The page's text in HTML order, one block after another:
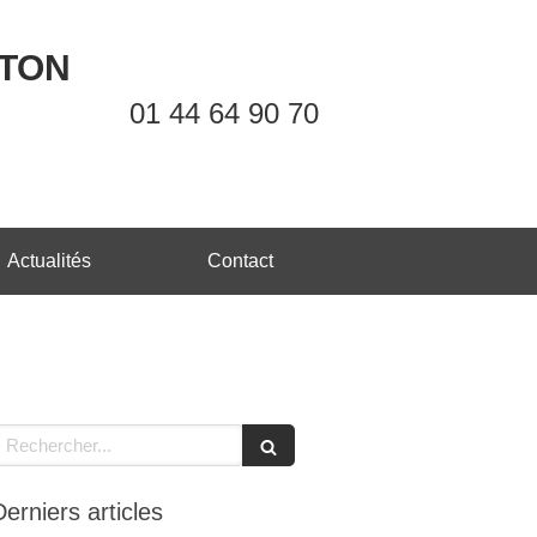
01 44 64 90 70
Actualités Contact
Rechercher
articles